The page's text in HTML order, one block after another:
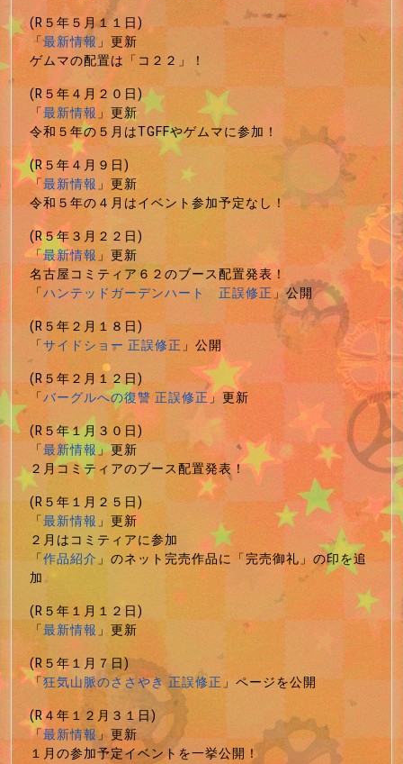
(R５年５月１１日)
「最新情報」更新
ゲムマの配置は「コ２２」！
(R５年４月２０日)
「最新情報」更新
令和５年の５月はTGFFやゲムマに参加！
(R５年４月９日)
「最新情報」更新
令和５年の４月はイベント参加予定なし！
(R５年３月２２日)
「最新情報」更新
名古屋コミティア６２のブース配置発表！
「ハンテッドガーデンハート 正誤修正」公開
(R５年２月１８日)
「サイドショー 正誤修正」公開
(R５年２月１２日)
「バーグルへの復讐 正誤修正」更新
(R５年１月３０日)
「最新情報」更新
２月コミティアのブース配置発表！
(R５年１月２５日)
「最新情報」更新
２月はコミティアに参加
「作品紹介」のネット完売作品に「完売御礼」の印を追
加
(R５年１月１２日)
「最新情報」更新
(R５年１月７日)
「狂気山脈のささやき 正誤修正」ページを公開
(R４年１２月３１日)
「最新情報」更新
１月の参加予定イベントを一挙公開！